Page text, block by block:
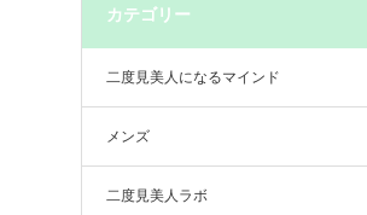
カテゴリー
二度見美人になるマインド
メンズ
二度見美人ラボ